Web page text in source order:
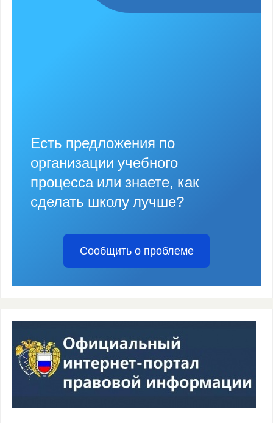
Есть предложения по
организации учебного
процесса или знаете, как
сделать школу лучше?
Сообщить о проблеме